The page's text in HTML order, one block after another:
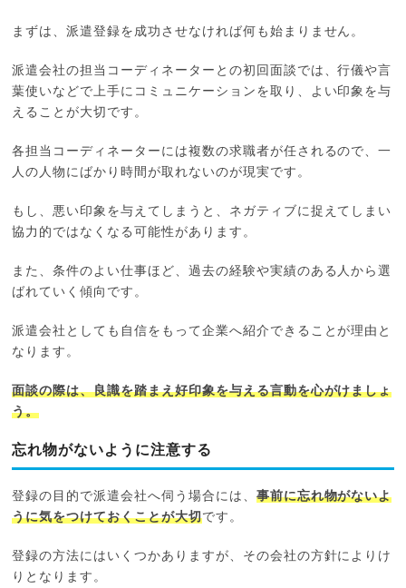
まずは、派遣登録を成功させなければ何も始まりません。
派遣会社の担当コーディネーターとの初回面談では、行儀や言
葉使いなどで上手にコミュニケーションを取り、よい印象を与
えることが大切です。
各担当コーディネーターには複数の求職者が任されるので、一
人の人物にばかり時間が取れないのが現実です。
もし、悪い印象を与えてしまうと、ネガティブに捉えてしまい
協力的ではなくなる可能性があります。
また、条件のよい仕事ほど、過去の経験や実績のある人から選
ばれていく傾向です。
派遣会社としても自信をもって企業へ紹介できることが理由と
なります。
面談の際は、良識を踏まえ好印象を与える言動を心がけましょ
う。
忘れ物がないように注意する
登録の目的で派遣会社へ伺う場合には、 事前に忘れ物がないよ
うに気をつけておくことが大切です。
登録の方法にはいくつかありますが、その会社の方針によりけ
りとなります。